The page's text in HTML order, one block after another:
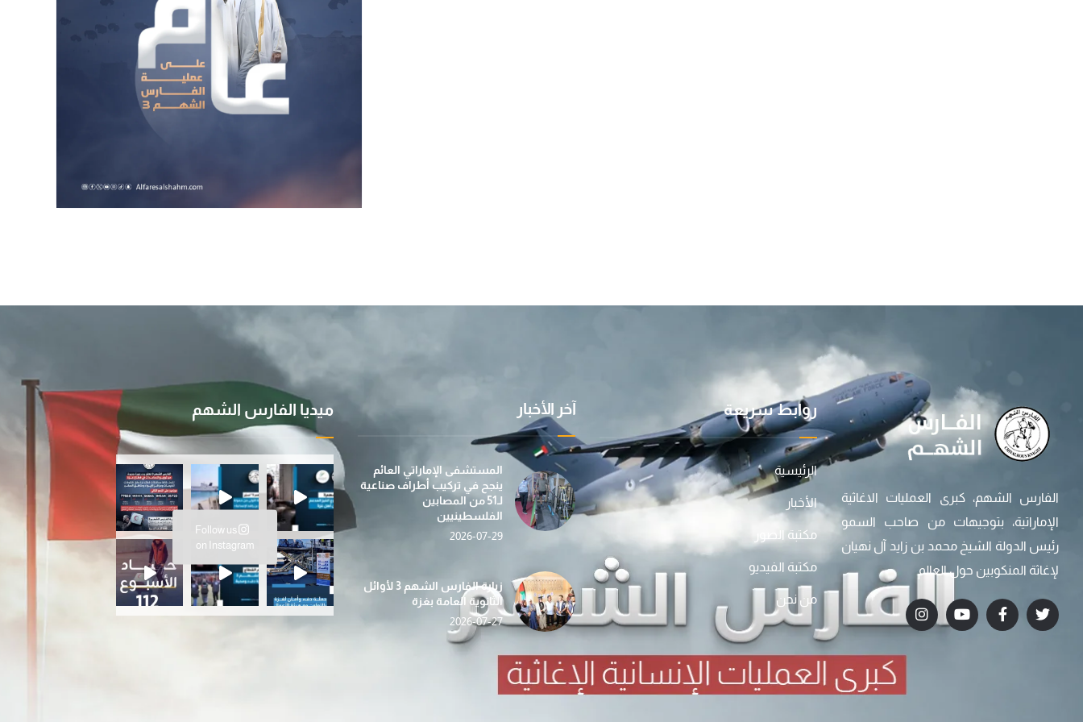
الفارس الشهم، كبرى العمليات الاغاثية
الإماراتية، بتوجيهات من صاحب السمو
رئيس الدولة الشيخ محمد بن زايد آل نهيان
لإغاثة المنكوبين حول العالم
روابط سريعة
الرئيسية
الأخبار
مكتبة الصور
مكتبة الفيديو
من نحن
آخر الأخبار
المستشفى الإماراتي العائم
ينجح في تركيب أطراف صناعية
لـ51 من المصابين
الفلسطينيين
2026-07-29
زيارة الفارس الشهم 3 لأوائل
الثانوية العامة بغزة
2026-07-27
ميديا الفارس الشهم
بمساهمة من مؤسسة صقر بن محمد القاسمي، تطلق عملية ا
عملية "الفارس الشهم 3" تسيّر إلى غزة الدفعة الأولىفي إطار جهودها الإنسانية المتواصلة…عملية الفارس ال
ضمن مبادرة “دفء ومحبة”... عملية الفارس الشهم 3، ت
حصاد الأسبوع (112) … أنشطة إغاثية ومساعدات شاملة ت
Follow us
on Instagram